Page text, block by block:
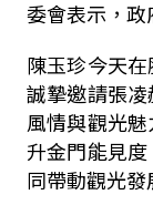
委會表示，政
陳玉珍今天
誠摯邀請張
風情與觀光
升金門能見
同帶動觀光發